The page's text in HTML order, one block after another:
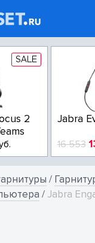
SALE
2
Jabra
16 553
/
/ Jabra